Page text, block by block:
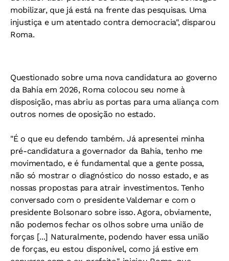
mobilizar, que já está na frente das pesquisas. Uma
injustiça e um atentado contra democracia", disparou
Roma.
Questionado sobre uma nova candidatura ao governo
da Bahia em 2026, Roma colocou seu nome à
disposição, mas abriu as portas para uma aliança com
outros nomes de oposição no estado.
"É o que eu defendo também. Já apresentei minha
pré-candidatura a governador da Bahia, tenho me
movimentado, e é fundamental que a gente possa,
não só mostrar o diagnóstico do nosso estado, e as
nossas propostas para atrair investimentos. Tenho
conversado com o presidente Valdemar e com o
presidente Bolsonaro sobre isso. Agora, obviamente,
não podemos fechar os olhos sobre uma união de
forças [...] Naturalmente, podendo haver essa união
de forças, eu estou disponível, como já estive em